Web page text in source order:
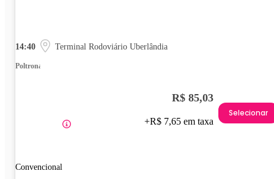
14:40 Terminal Rodoviário Uberlândia
Poltrona
Convencional
R$ 85,03
+R$ 7,65 em taxa
Selecionar